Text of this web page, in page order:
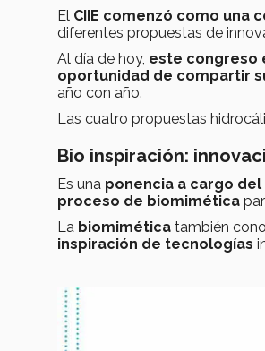
El CIIE comenzó como una
diferentes propuestas de
Al día de hoy, este congreso
oportunidad de compartir
año con año.
Las cuatro propuestas
Bio inspiración:
Es una ponencia a cargo
proceso de biomimética
La biomimética también
inspiración de tecnologías